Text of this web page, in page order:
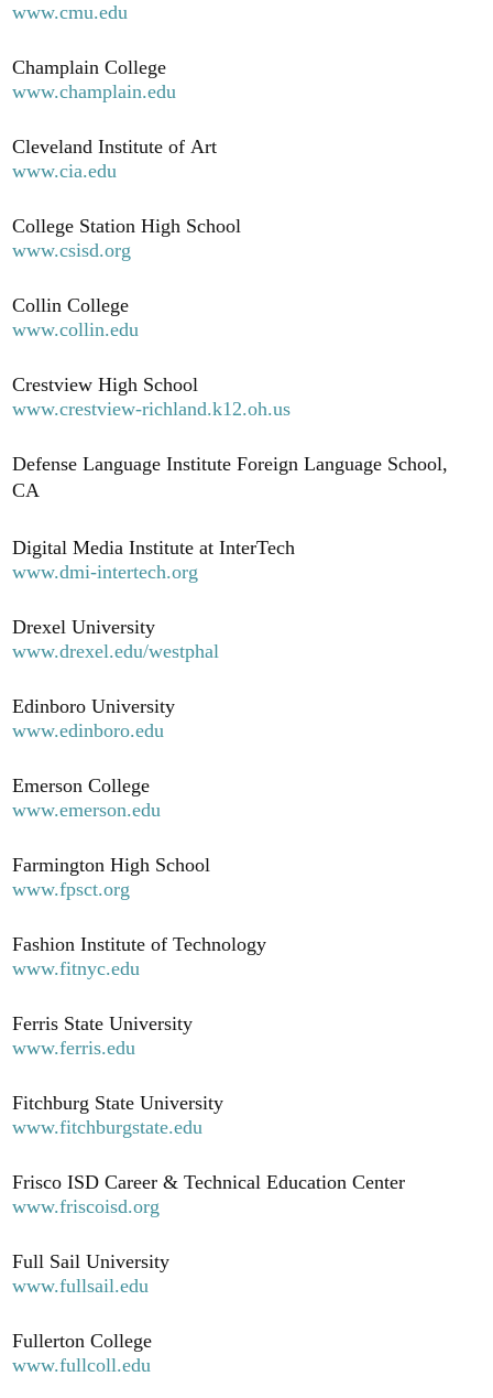
www.cmu.edu
Champlain College
www.champlain.edu
Cleveland Institute of Art
www.cia.edu
College Station High School
www.csisd.org
Collin College
www.collin.edu
Crestview High School
www.crestview-richland.k12.oh.us
Defense Language Institute Foreign Language School,
CA
Digital Media Institute at InterTech
www.dmi-intertech.org
Drexel University
www.drexel.edu/westphal
Edinboro University
www.edinboro.edu
Emerson College
www.emerson.edu
Farmington High School
www.fpsct.org
Fashion Institute of Technology
www.fitnyc.edu
Ferris State University
www.ferris.edu
Fitchburg State University
www.fitchburgstate.edu
Frisco ISD Career & Technical Education Center
www.friscoisd.org
Full Sail University
www.fullsail.edu
Fullerton College
www.fullcoll.edu